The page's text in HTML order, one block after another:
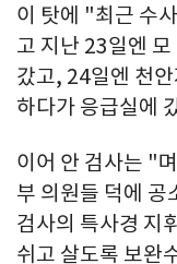
이 탓에 "최근 수
고 지난 23일엔
갔고, 24일엔 천
하다가 응급실에
이어 안 검사는 "
부 의원들 덕에 공
검사의 특사경 지
쉬고 살도록 보완